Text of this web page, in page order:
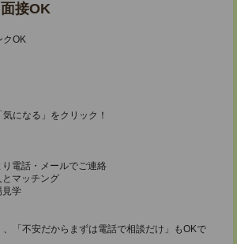
接OK
OK
になる」をクリック！
電話・メールでご連絡
マッチング
見学
、「不安だからまずは電話で相談だけ」もOKで